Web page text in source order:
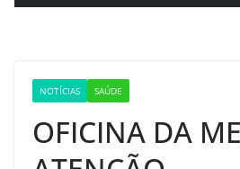
NOTÍCIAS SAÚDE
OFICINA DA